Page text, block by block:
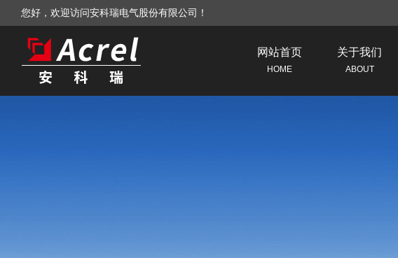
您好，欢迎访问安科瑞电气股份有限公司！
网站首页
HOME
关于我们
ABOUT